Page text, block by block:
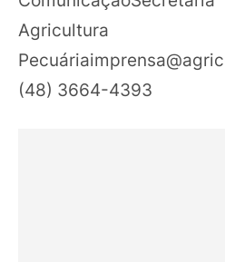
Pecuá
(48) 3664-4393